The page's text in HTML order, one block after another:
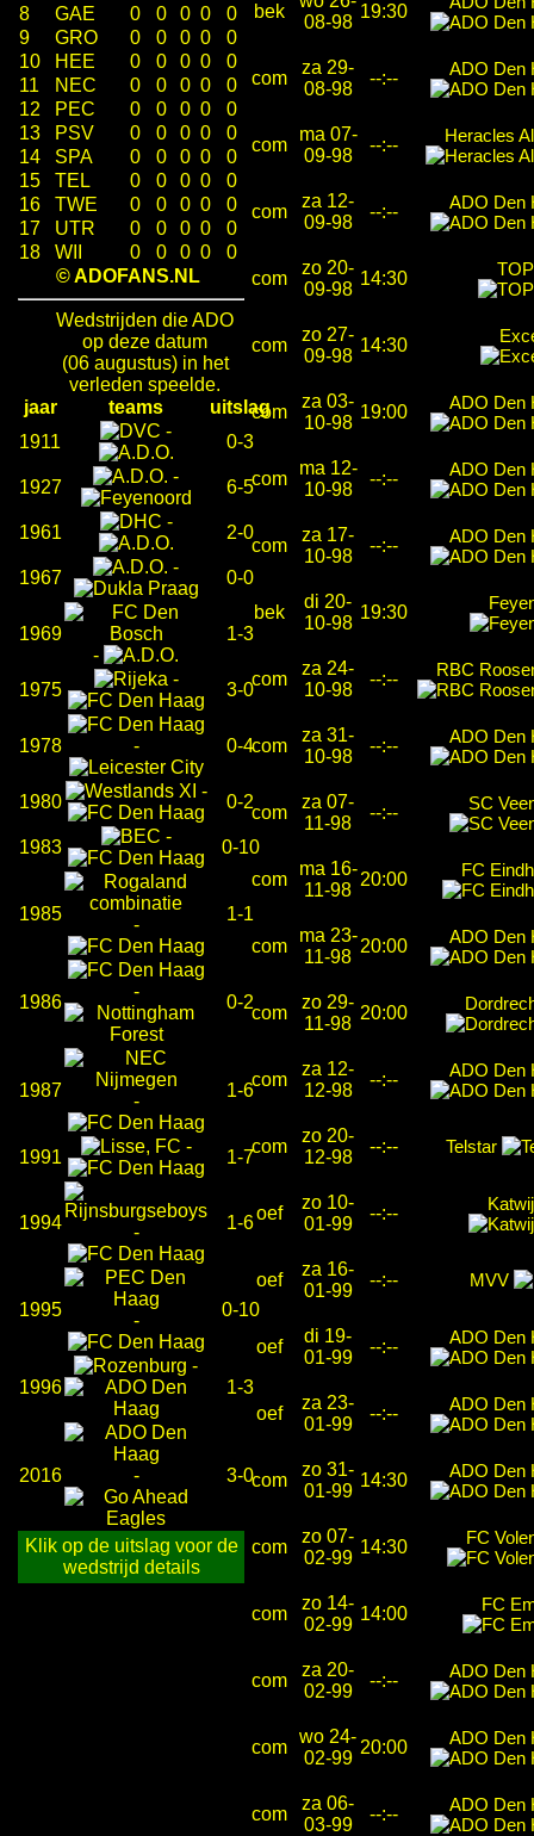
8
GAE 0 0 0 0
0
9
GRO 0 0 0 0
0
10
HEE 0 0 0 0
0
11
NEC 0 0 0 0
0
12
PEC 0 0 0 0
0
13
PSV 0 0 0 0
0
14
SPA 0 0 0 0
0
15
TEL 0 0 0 0
0
16
TWE 0 0 0 0
0
17
UTR 0 0 0 0
0
18
WII 0 0 0 0
0
© ADOFANS.NL
Wedstrijden die ADO
op deze datum
(06 augustus) in het
verleden speelde.
jaar
teams
uitslag
1911
-
0-3
1927
-
6-5
1961
-
2-0
1967
-
0-0
1969
-
1-3
1975
-
3-0
1978 - 0-4
1980
-
0-2
1983
-
0-10
1985
-
1-1
1986
-
0-2
1987
-
1-6
1991
-
1-7
1994 - 1-6
1995
-
0-10
1996
-
1-3
2016 - 3-0
Klik op de uitslag voor de
wedstrijd details
bek
08-98
19:30
com
za 29-
08-98
--:-- ADO Den
com
ma 07-
09-98
--:-- Heracles
com
za 12-
09-98
--:-- ADO Den
com
zo 20-
09-98
14:30
com
zo 27-
09-98
14:30
com
za 03-
10-98
19:00 ADO Den
com
ma 12-
10-98
--:-- ADO Den
com
za 17-
10-98
--:-- ADO Den
bek
di 20-
10-98
19:30
com
za 24-
10-98
--:-- RBC
com
za 31-
10-98
--:-- ADO Den
com
za 07-
11-98
--:-- SC
com
ma 16-
11-98
20:00 FC
com
ma 23-
11-98
20:00 ADO Den
com
zo 29-
11-98
20:00
com
za 12-
12-98
--:-- ADO Den
com
zo 20-
12-98
--:-- Telstar
oef
zo 10-
01-99
--:--
oef
za 16-
01-99
--:-- MVV
oef
di 19-
01-99
--:-- ADO Den
oef
za 23-
01-99
--:-- ADO Den
com
zo 31-
01-99
14:30 ADO Den
com
zo 07-
02-99
14:30 FC
com
zo 14-
02-99
14:00 FC
com
za 20-
02-99
--:-- ADO Den
com
wo 24-
02-99
20:00 ADO Den
com
za 06-
03-99
--:-- ADO Den